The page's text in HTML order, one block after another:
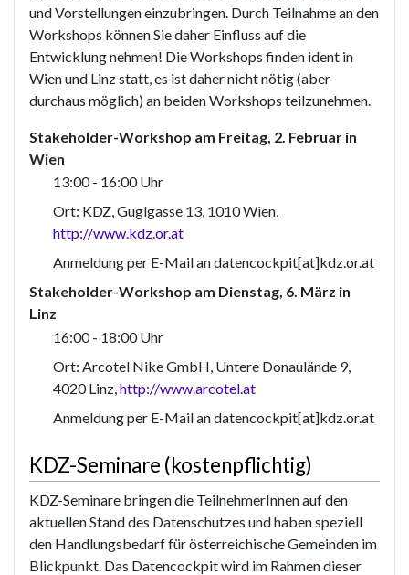
und Vorstellungen einzubringen. Durch Teilnahme an den
Workshops können Sie daher Einfluss auf die
Entwicklung nehmen! Die Workshops finden ident in
Wien und Linz statt, es ist daher nicht nötig (aber
durchaus möglich) an beiden Workshops teilzunehmen.
Stakeholder-Workshop am Freitag, 2. Februar in
Wien
13:00 - 16:00 Uhr
Ort: KDZ, Guglgasse 13, 1010 Wien,
http://www.kdz.or.at
Anmeldung per E-Mail an datencockpit[at]kdz.or.at
Stakeholder-Workshop am Dienstag, 6. März in
Linz
16:00 - 18:00 Uhr
Ort: Arcotel Nike GmbH, Untere Donaulände 9,
4020 Linz,http://www.arcotel.at
Anmeldung per E-Mail an datencockpit[at]kdz.or.at
KDZ-Seminare (kostenpflichtig)
KDZ-Seminare bringen die TeilnehmerInnen auf den
aktuellen Stand des Datenschutzes und haben speziell
den Handlungsbedarf für österreichische Gemeinden im
Blickpunkt. Das Datencockpit wird im Rahmen dieser